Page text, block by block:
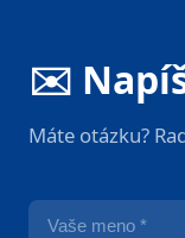
✉️
Máte otázku?